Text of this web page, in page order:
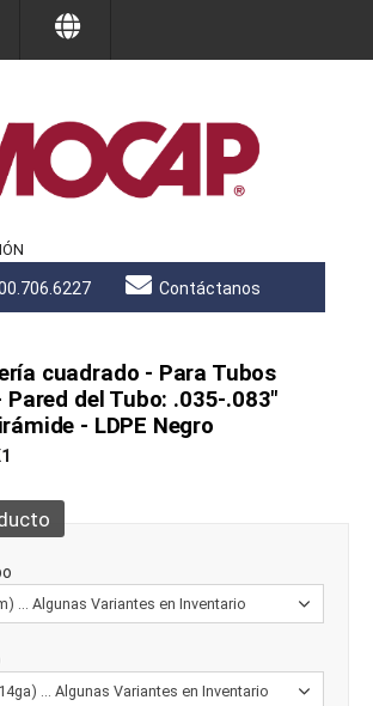
Contáctanos
cuadrado - Para Tubos
del Tubo: .035-.083"
- LDPE Negro